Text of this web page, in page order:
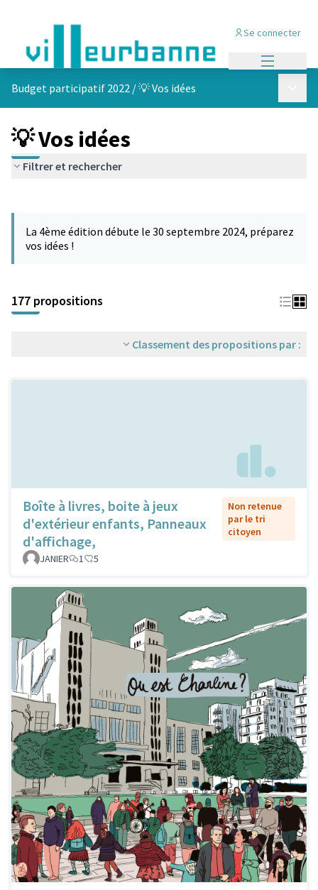
Se connecter
Budget participatif 2022 /💡 Vos idées
💡 Vos idées
Filtrer et rechercher
−
La 4ème édition débute le 30 septembre 2024, préparez
vos idées !
177 propositions
Classement des propositions par :
Boîte à livres, boite à jeux
d'extérieur enfants, Panneaux
d'affichage,
Non retenue
par le tri
citoyen
JANIER 1 5